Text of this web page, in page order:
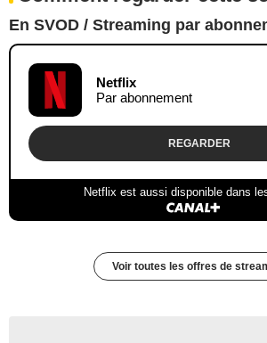
En SVOD / Streaming par
Netflix
Par abonnement
REGARDER
Netflix est aussi disponible dans
Voir toutes les offres de